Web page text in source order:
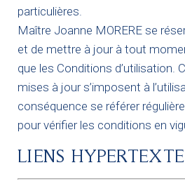
particulières.
Maître Joanne MORERE se
et de mettre à jour à tout
que les Conditions d’utilisation.
mises à jour s’imposent à
conséquence se référer
pour vérifier les conditions en
LIENS